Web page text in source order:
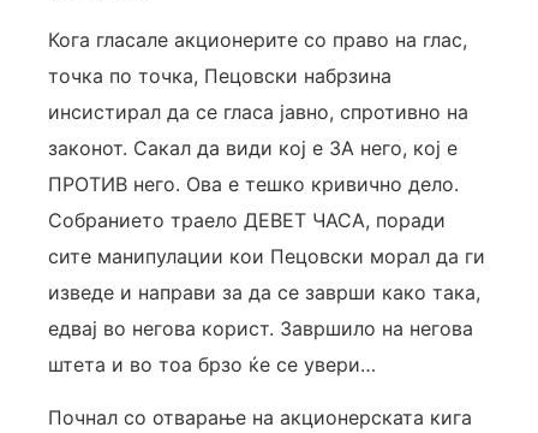
Кога гласале акционерите со право на глас,
точка по точка, Пецовски набрзина
инсистирал да се гласа јавно, спротивно на
законот. Сакал да види кој е ЗА него, кој е
ПРОТИВ него. Ова е тешко кривично дело.
Собранието траело ДЕВЕТ ЧАСА, поради
сите манипулации кои Пецовски морал да ги
изведе и направи за да се заврши како така,
едвај во негова корист. Завршило на негова
штета и во тоа брзо ќе се увери…
Почнал со отварање на акционерската кига